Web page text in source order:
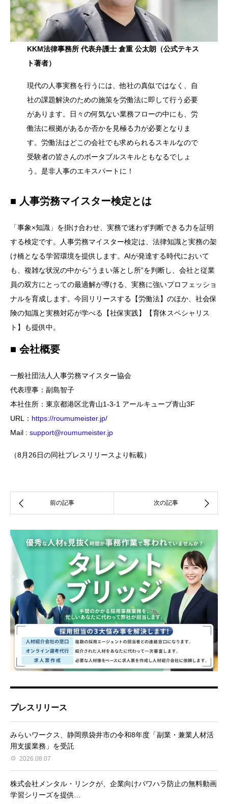
KKM法律事務所 代表弁護士 倉重 公太朗（公式テキス
ト著者）
現代の人事実務を行うには、他社の真似ではなく、自
社の課題解決のための施策を労働法に即して行う必要
があります。日々の何気ない業務フローの中にも、労
働法に根拠があるか否かを見極る力が必要となりま
す。労働法はどこの会社でも求められるスキルなので
受験者の皆さんのポータブルスキルともなるでしょ
う。是非人事のエキスパートに！
■ 人事労務マイスター検定とは
「事象×知識」を掛け合わせ、実務で迷わず判断できる力を証明
する検定です。人事労務マイスター検定は、法律知識と実務の架
け橋となる学習環境を提供します。AIが発達する時代において
も、複雑な状況の中から“うまい落とし所”を判断し、会社と従業
員の双方にとっての最適解が導ける、実務に強いプロフェッショ
ナルを育成します。今回リリースする【労働法】のほか、社会保
険の知識と実務対応が学べる【社保実践】【育休スペシャリス
ト】も提供中。
■ 会社概要
一般社団法人人事労務マイスター協会
代表理事：副島智子
本社住所：東京都港区北青山1-3-1 アールキューブ青山3F
URL： https://roumumeister.jp/
Mail : support@roumumeister.jp
（8月26日の同社プレスリリースより転載）
プレスリリース
みらいワークス、静岡県袋井市の令和8年度「副業・兼業人材活
用支援業務」を受託
2026.08.07
株式会社メンタル・リンクが、企業向けパワハラ防止の無料動画
学習シリーズを提供...